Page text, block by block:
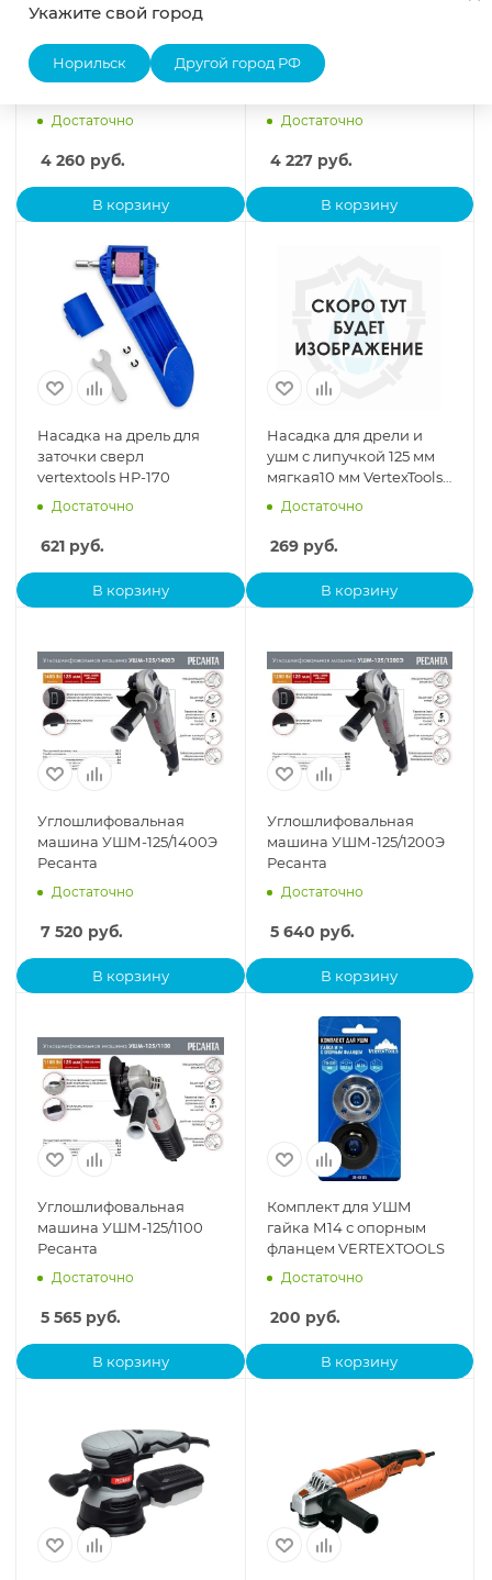
Виброшлифовальная
машина ВШМ-115Э
Достаточно
4 260 руб.
В корзину
Углошлифовальная
машина УШМ-125/1100А
Достаточно
4 227руб.
В корзину
Насадка на дрель для
заточки сверл
vertextools HP-170
Достаточно
621 руб.
В корзину
Насадка для дрели и
ушм с липучкой 125 мм
мягкая10 мм VertexTools
0076
Достаточно
269руб.
В корзину
Углошлифовальная
машина УШМ-125/1400Э
Ресанта
Достаточно
7 520 руб.
В корзину
Углошлифовальная
машина УШМ-125/1200Э
Ресанта
Достаточно
5 640 руб.
В корзину
Углошлифовальная
машина УШМ-125/1100
Ресанта
Достаточно
5 565 руб.
В корзину
Комплект для УШМ
гайка М14 с опорным
фланцем VERTEXTOOLS
Достаточно
200 руб.
В корзину
Укажите свой город
Норильск Другой город РФ